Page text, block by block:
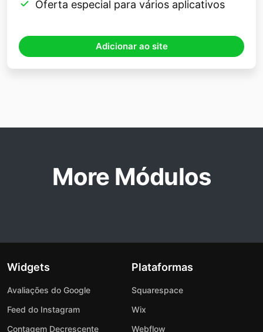
Oferta especial para vários aplicativos
Adicionar ao site
More Módulos
Widgets
Avaliações do Google
Feed do Instagram
Contagem Decrescente
Plataformas
Squarespace
Wix
Webflow